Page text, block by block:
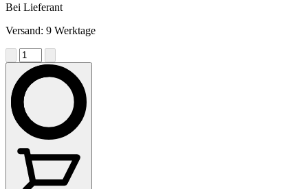
Bei Lieferant
Versand: 9 Werktage